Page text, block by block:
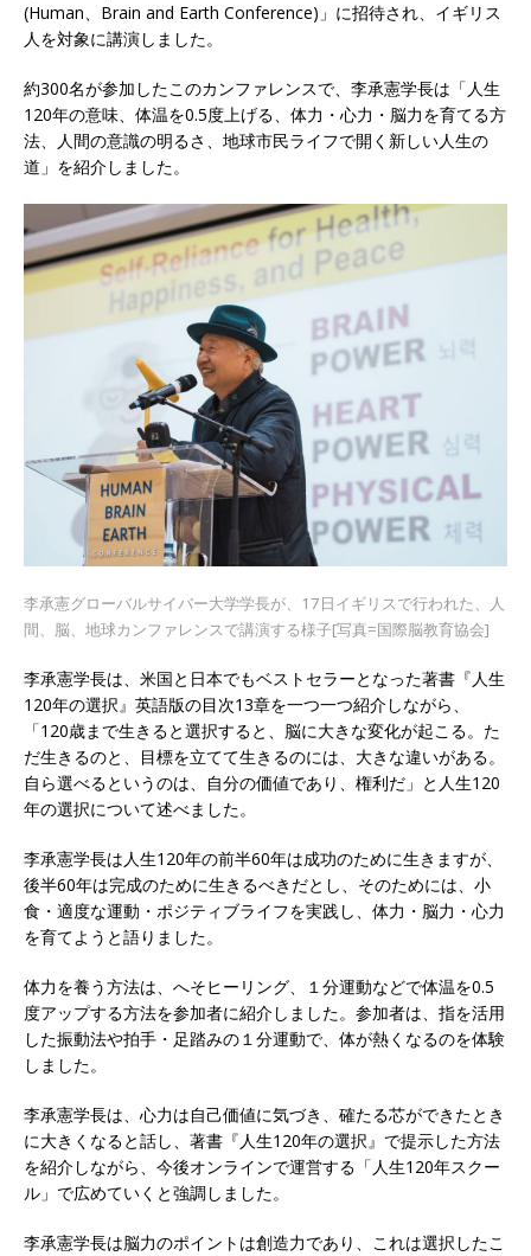
(Human、Brain and Earth Conference)」に招待され、イギリス
人を対象に講演しました。
約300名が参加したこのカンファレンスで、李承憲学長は「人生
120年の意味、体温を0.5度上げる、体力・心力・脳力を育てる方
法、人間の意識の明るさ、地球市民ライフで開く新しい人生の
道」を紹介しました。
李承憲グローバルサイバー大学学長が、17日イギリスで行われた、人
間、脳、地球カンファレンスで講演する様子[写真=国際脳教育協会]
李承憲学長は、米国と日本でもベストセラーとなった著書『人生
120年の選択』英語版の目次13章を一つ一つ紹介しながら、
「120歳まで生きると選択すると、脳に大きな変化が起こる。た
だ生きるのと、目標を立てて生きるのには、大きな違いがある。
自ら選べるというのは、自分の価値であり、権利だ」と人生120
年の選択について述べました。
李承憲学長は人生120年の前半60年は成功のために生きますが、
後半60年は完成のために生きるべきだとし、そのためには、小
食・適度な運動・ポジティブライフを実践し、体力・脳力・心力
を育てようと語りました。
体力を養う方法は、へそヒーリング、１分運動などで体温を0.5
度アップする方法を参加者に紹介しました。参加者は、指を活用
した振動法や拍手・足踏みの１分運動で、体が熱くなるのを体験
しました。
李承憲学長は、心力は自己価値に気づき、確たる芯ができたとき
に大きくなると話し、著書『人生120年の選択』で提示した方法
を紹介しながら、今後オンラインで運営する「人生120年スクー
ル」で広めていくと強調しました。
李承憲学長は脳力のポイントは創造力であり、これは選択したこ